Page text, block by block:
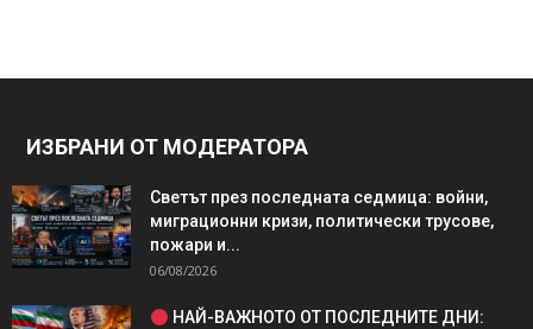
ИЗБРАНИ ОТ МОДЕРАТОРА
Светът през последната седмица: войни,
миграционни кризи, политически трусове,
пожари и...
06/08/2026
НАЙ-ВАЖНОТО ОТ ПОСЛЕДНИТЕ ДНИ: